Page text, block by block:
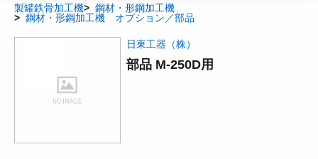
製罐鉄骨加工機
鋼材・形鋼加工機
鋼材・形鋼加工機 オプション／部品
日東工器（株）
部品 M-250D用